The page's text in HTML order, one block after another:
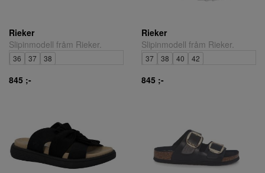
Rieker
Slipinmodell fråm Rieker.
36 37 38
845 ;-
Rieker
Slipinmodell fråm Rieker.
37 38 40 42
845 ;-